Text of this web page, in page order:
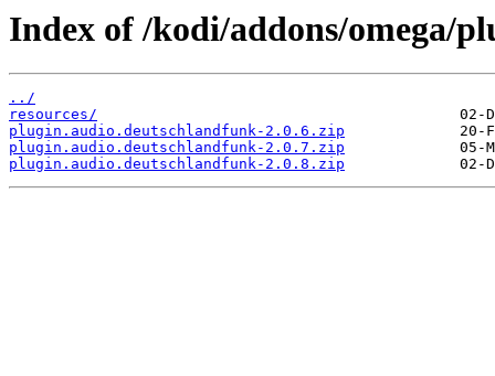
Index of /kodi/addons/omega/
../
resources/
plugin.audio.deutschlandfunk-2.0.6.zip
plugin.audio.deutschlandfunk-2.0.7.zip
plugin.audio.deutschlandfunk-2.0.8.zip